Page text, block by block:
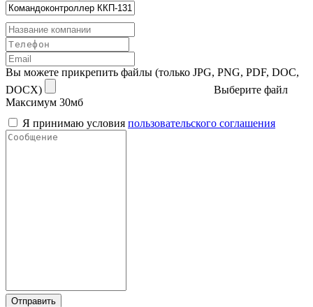
Вы можете прикрепить файлы (только JPG, PNG, PDF, DOC,
DOCX)
Выберите файл
Максимум 30мб
Я принимаю условия пользовательского соглашения
Отправить